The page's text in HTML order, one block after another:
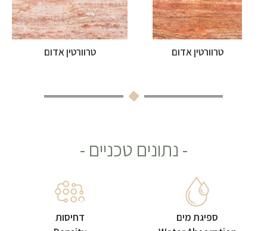
טרוורטין אדום טרוורטין אדום
- נתונים טכניים -
ספיגת מים
דחיסות